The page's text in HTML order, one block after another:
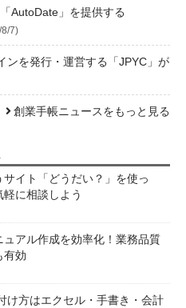
AutoDate」を提供する
7)
ンを発行・運営する「JPYC」が
創業手帳ニュースをもっと見る
イト「どうだい？」を使っ
に相談しよう
アル作成を効率化！業務品質
有効
け方はエクセル・手書き・会計